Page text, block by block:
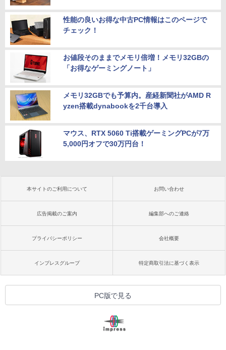
性能の良いお得な中古PC情報はこのページで
チェック！
お値段そのままでメモリ倍増！メモリ32GBの
「お得なゲーミングノート」
メモリ32GBでも予算内。産経新聞社がAMD R
yzen搭載dynabookを2千台導入
マウス、RTX 5060 Ti搭載ゲーミングPCが7万
5,000円オフで30万円台！
本サイトのご利用について お問い合わせ
広告掲載のご案内 編集部へのご連絡
プライバシーポリシー 会社概要
インプレスグループ 特定商取引法に基づく表示
PC版で見る